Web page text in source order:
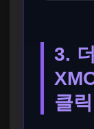
3.
클